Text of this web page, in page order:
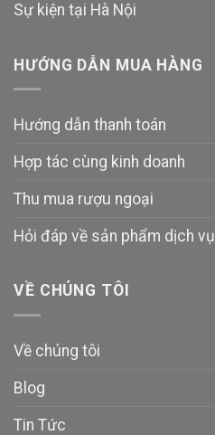
Sự kiện tại Hà Nội
HƯỚNG DẪN MUA HÀNG
Hướng dẫn thanh toán
Hợp tác cùng kinh doanh
Thu mua rượu ngoại
Hỏi đáp về sản phẩm dịch vụ
VỀ CHÚNG TÔI
Về chúng tôi
Blog
Tin Tức